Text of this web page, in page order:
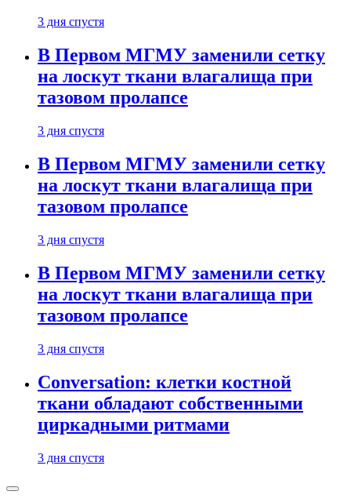
3 дня спустя
В Первом МГМУ заменили сетку
на лоскут ткани влагалища при
тазовом пролапсе
3 дня спустя
В Первом МГМУ заменили сетку
на лоскут ткани влагалища при
тазовом пролапсе
3 дня спустя
В Первом МГМУ заменили сетку
на лоскут ткани влагалища при
тазовом пролапсе
3 дня спустя
Conversation: клетки костной
ткани обладают собственными
циркадными ритмами
3 дня спустя